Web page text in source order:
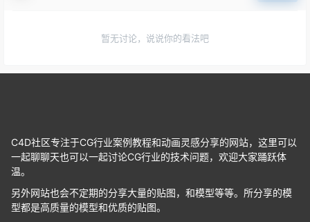
暂无讨论，说说你的看法吧
C4D社区专注于CG行业案例教程和动画灵感分享的网站，这里可以
一起聊聊天也可以一起讨论CG行业的技术问题，欢迎大家踊跃体
温。
另外网站也会不定期的分享大量的贴图，和模型等等。所分享的模
型都是高质量的模型和优质的贴图。